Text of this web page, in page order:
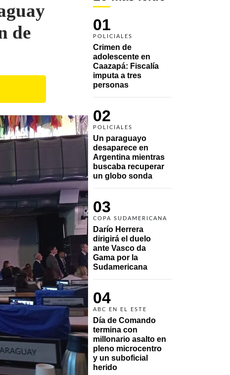
01
POLICIALES
Crimen de
adolescente en
Caazapá: Fiscalía
imputa a tres
personas
02
POLICIALES
Un paraguayo
desaparece en
Argentina mientras
buscaba recuperar
un globo sonda
03
COPA SUDAMERICANA
Darío Herrera
dirigirá el duelo
ante Vasco da
Gama por la
Sudamericana
04
ABC EN EL ESTE
Día de Comando
termina con
millonario asalto en
pleno microcentro
y un suboficial
herido
de